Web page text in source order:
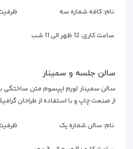
نام:کافه شماره سه
ساعت کاری:12 ظهر الی 11 شب
سالن جلسه و سمینار
سالن سمینار لورم ایپسوم متن ساختگی
از صنعت چاپ و با استفاده از طراحان
نام:سالن شماره یک